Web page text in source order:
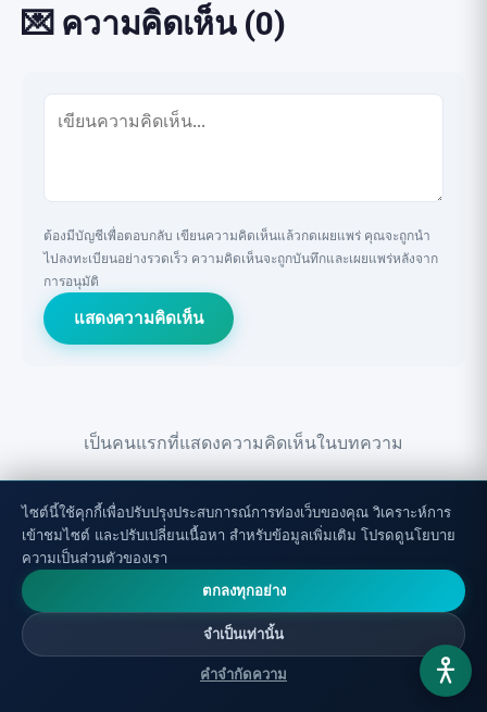
💌 ความคิดเห็น (0)
ต้องมีบัญชีเพื่อตอบกลับ เขียนความคิดเห็นแล้วกดเผยแพร่ คุณจะถูกนำ
ไปลงทะเบียนอย่างรวดเร็ว ความคิดเห็นจะถูกบันทึกและเผยแพร่หลังจาก
การอนุมัติ
แสดงความคิดเห็น
เป็นคนแรกที่แสดงความคิดเห็นในบทความ
บทความที่เกี่ยวข้อง
ไซต์นี้ใช้คุกกี้เพื่อปรับปรุงประสบการณ์การท่องเว็บของคุณ วิเคราะห์การ
เข้าชมไซต์ และปรับเปลี่ยนเนื้อหา สำหรับข้อมูลเพิ่มเติม โปรดดูนโยบาย
ความเป็นส่วนตัวของเรา
ตกลงทุกอย่าง
จำเป็นเท่านั้น
คำจำกัดความ